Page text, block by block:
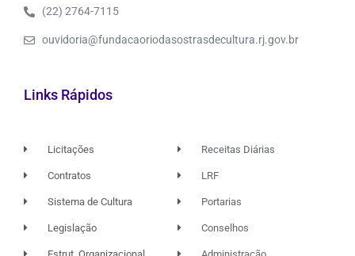
(22) 2764-7115
ouvidoria@fundacaoriodasostrasdecultura.rj.gov.br
Links Rápidos
Licitações
Contratos
Sistema de Cultura
Legislação
Receitas Diárias
LRF
Portarias
Conselhos